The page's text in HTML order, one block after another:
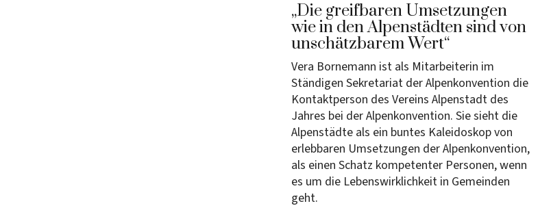
„Die greifbaren Umsetzungen
wie in den Alpenstädten sind von
unschätzbarem Wert“
Vera Bornemann ist als Mitarbeiterin im
Ständigen Sekretariat der Alpenkonvention die
Kontaktperson des Vereins Alpenstadt des
Jahres bei der Alpenkonvention. Sie sieht die
Alpenstädte als ein buntes Kaleidoskop von
erlebbaren Umsetzungen der Alpenkonvention,
als einen Schatz kompetenter Personen, wenn
es um die Lebenswirklichkeit in Gemeinden
geht.